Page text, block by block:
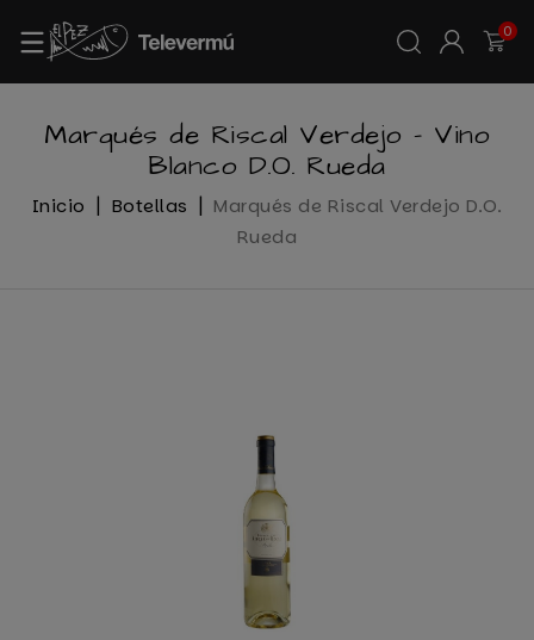
0
Marqués de Riscal Verdejo – Vino
Blanco D.O. Rueda
Inicio Botellas
Marqués de Riscal Verdejo D.O.
Rueda